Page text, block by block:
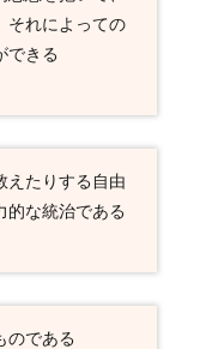
それによっての
できる
えたりする自由
的な統治である
のである